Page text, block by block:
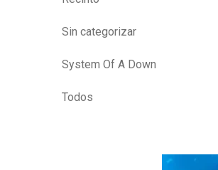
Sin categorizar
System Of A Down
Todos